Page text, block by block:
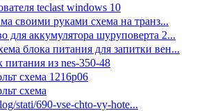
teclast windows 10
своими руками схема на транз...
для аккумулятора шуруповерта 2...
блока питания для запитки вен...
питания из nes-350-48
схема 1216p06
схема
stati/690-vse-chto-vy-hote...